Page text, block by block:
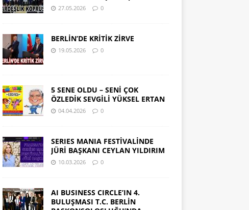
27.05.2026 0
BERLİN’DE KRİTİK ZİRVE
19.05.2026 0
5 SENE OLDU – SENİ ÇOK
ÖZLEDİK SEVGİLİ YÜKSEL ERTAN
04.04.2026 0
SERIES MANIA FESTİVALİNDE
JÜRİ BAŞKANI CEYLAN YILDIRIM
10.03.2026 0
AI BUSINESS CIRCLE’IN 4.
BULUŞMASI T.C. BERLİN